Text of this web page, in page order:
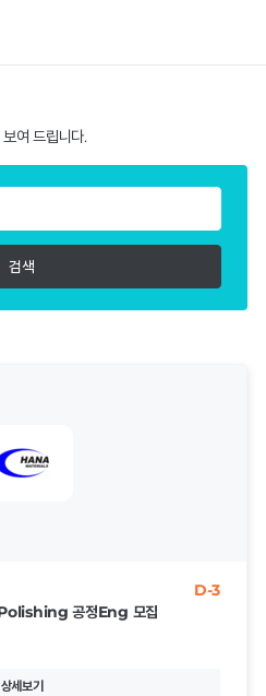
여 드립니다.
검색
D-3
Polishing 공정Eng 모집
상세보기